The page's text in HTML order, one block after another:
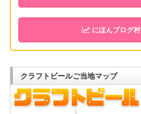
にほんブログ村
クラフトビールご当地マップ